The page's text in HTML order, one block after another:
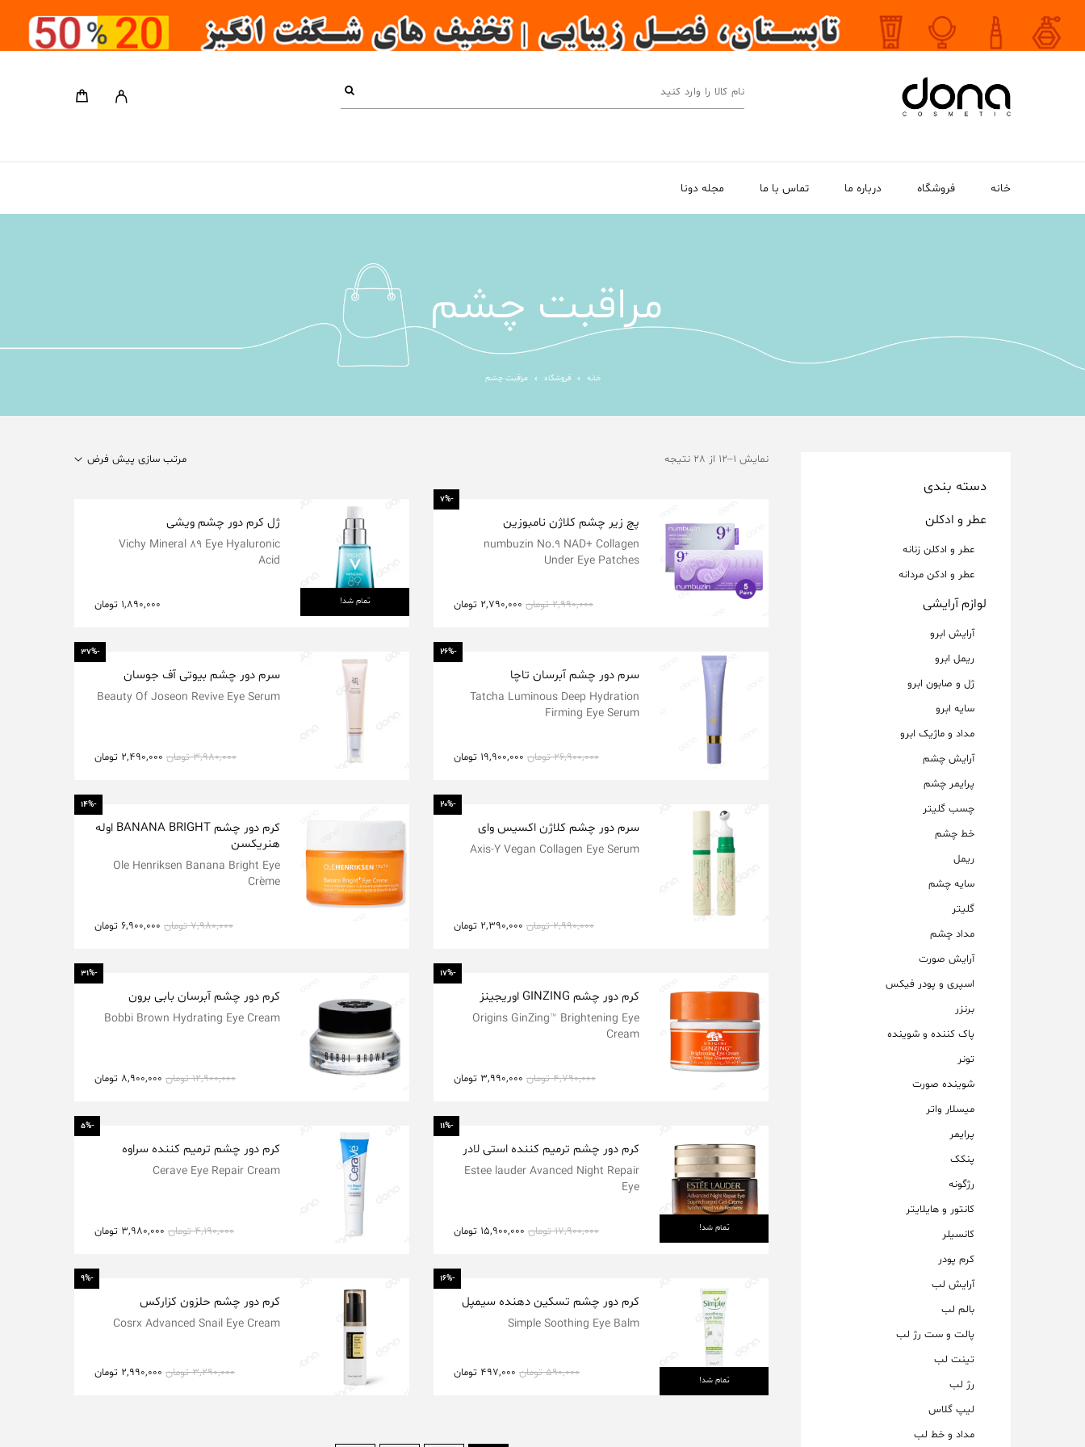
خانه فروشگاه درباره ما تماس با ما مجله دونا
مراقبت چشم
خانه فروشگاه مراقبت چشم
دسته بندی
عطر و ادکلن
عطر و ادکلن زنانه
عطر و ادکن مردانه
لوازم آرایشی
آرایش ابرو
ریمل ابرو
ژل و صابون ابرو
سایه ابرو
مداد و ماژیک ابرو
آرایش چشم
پرایمر چشم
چسب گلیتر
خط چشم
ریمل
سایه چشم
گلیتر
مداد چشم
آرایش صورت
اسپری و پودر فیکس
برنزر
پاک کننده و شوینده
تونر
شوینده صورت
میسلار واتر
پرایمر
پنکک
رژگونه
کانتور و هایلایتر
کانسیلر
کرم پودر
آرایش لب
بالم لب
پالت و ست رژ لب
تینت لب
رژ لب
لیپ گلاس
مداد و خط لب
نمایش 1–12 از 28 نتیجه مرتب سازی پیش فرض
-7%
پچ زیر چشم کلاژن نامبوزین
numbuzin No.9 NAD+ Collagen
Under Eye Patches
2,990,000 تومان 2,790,000 تومان تمام شد!
ژل کرم دور چشم ویشی
Vichy Mineral 89 Eye Hyaluronic
Acid
1,890,000 تومان
-26%
سرم دور چشم آبرسان تاچا
Tatcha Luminous Deep Hydration
Firming Eye Serum
26,900,000 تومان 19,900,000 تومان
-37%
سرم دور چشم بیوتی آف جوسان
Beauty Of Joseon Revive Eye Serum
3,980,000 تومان 2,490,000 تومان
-20%
سرم دور چشم کلاژن اکسیس وای
Axis-Y Vegan Collagen Eye Serum
2,990,000 تومان 2,390,000 تومان
-14%
کرم دور چشم BANANA BRIGHT اوله
هنریکسن
Ole Henriksen Banana Bright Eye
Crème
7,980,000 تومان 6,900,000 تومان
-17%
کرم دور چشم GINZING اوریجینز
Origins GinZing™ Brightening Eye
Cream
4,790,000 تومان 3,990,000 تومان
-31%
کرم دور چشم آبرسان بابی برون
Bobbi Brown Hydrating Eye Cream
12,900,000 تومان 8,900,000 تومان
-11%
تمام شد!
کرم دور چشم ترمیم کننده استی لادر
Estee lauder Avanced Night Repair
Eye
17,900,000 تومان 15,900,000 تومان
-5%
کرم دور چشم ترمیم کننده سراوه
Cerave Eye Repair Cream
4,190,000 تومان 3,980,000 تومان
-16%
تمام شد!
کرم دور چشم تسکین دهنده سیمپل
Simple Soothing Eye Balm
590,000 تومان 497,000 تومان
-9%
کرم دور چشم حلزون کزارکس
Cosrx Advanced Snail Eye Cream
3,290,000 تومان 2,990,000 تومان